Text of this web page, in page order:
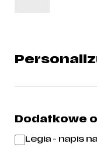
Dodatkowe
Legia - napis